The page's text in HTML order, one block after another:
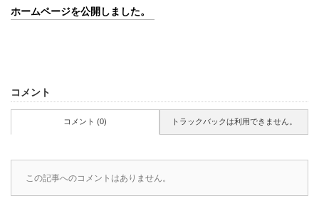
ホームページを公開しました。
コメント
コメント (0) トラックバックは利用できません。
この記事へのコメントはありません。